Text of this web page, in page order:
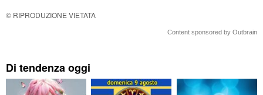
© RIPRODUZIONE VIETATA
Content sponsored by Outbrain
Di tendenza oggi